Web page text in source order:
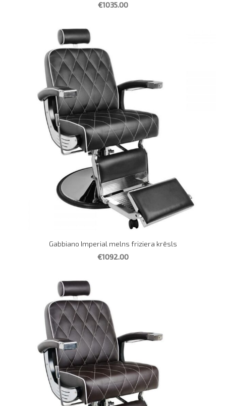
€1035.00
Gabbiano Imperial melns friziera krēsls
€1092.00